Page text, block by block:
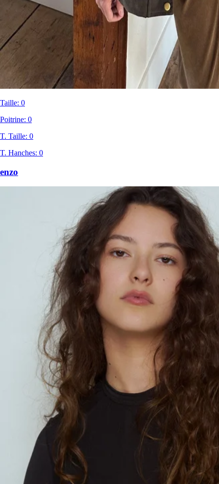
Taille: 0
Poitrine: 0
T. Taille: 0
T. Hanches: 0
enzo